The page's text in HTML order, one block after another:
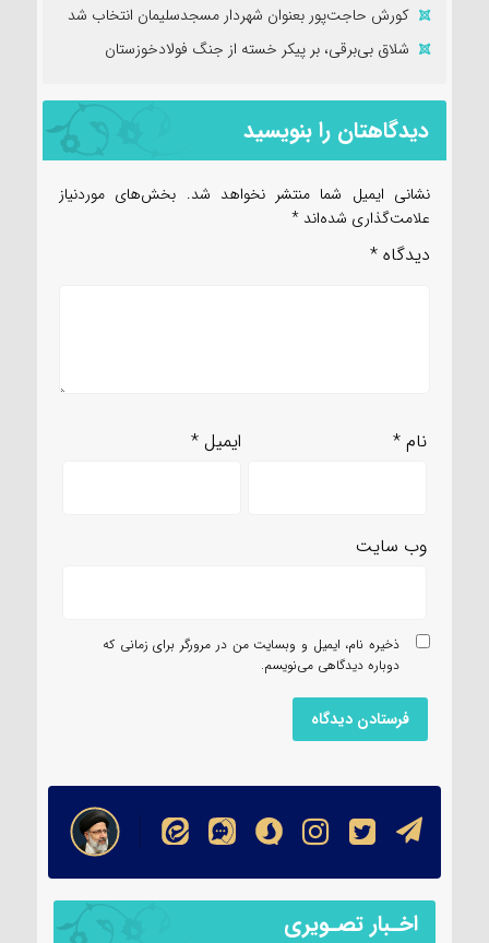
کورش حاجت‌پور بعنوان شهردار مسجدسلیمان انتخاب شد
شلاق‌ بی‌برقی، بر پیکر خسته‌ از جنگ فولادخوزستان
دیدگاهتان را بنویسید
نشانی ایمیل شما منتشر نخواهد شد. بخش‌های موردنیاز
علامت‌گذاری شده‌اند *
دیدگاه *
نام* ایمیل*
وب‌ سایت
ذخیره نام، ایمیل و وبسایت من در مرورگر برای زمانی که
دوباره دیدگاهی می‌نویسم.
اخـبار تصـویری